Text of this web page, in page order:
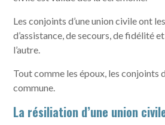
Les conjoints d’une union civile ont
d’assistance, de secours, de fidélité
l’autre.
Tout comme les époux, les conjoints
commune.
La résiliation d’une union